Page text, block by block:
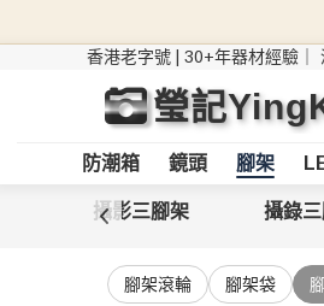
香港老字號 | 30+年器材經驗｜
瑩記
防潮箱 鏡頭 腳架
攝影三腳架 攝錄
腳架滾輪 腳架袋